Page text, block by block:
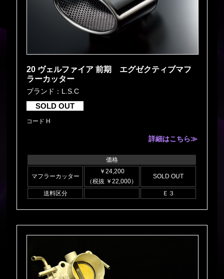
20 ヴェルファイア 前期 エグゼクティブマフ
ラーカッター
ブランド：L.S.C
SOLD OUT
コード H
詳細はこちら≫
価格
マフラーカッター
￥24,200
（税抜 ￥22,000）
SOLD OUT
送料区分 Ｅ３